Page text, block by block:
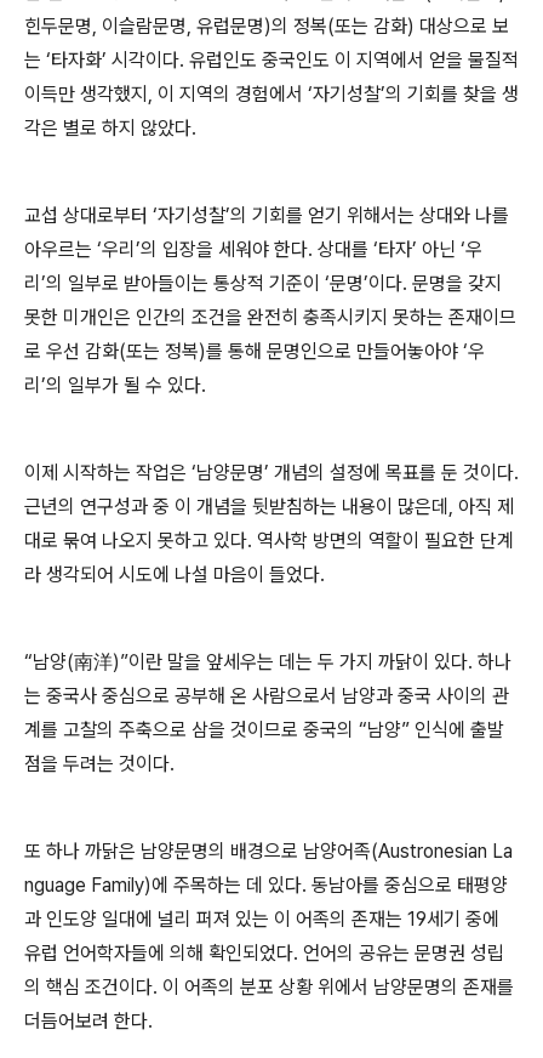
힌두문명, 이슬람문명, 유럽문명)의 정복(또는 감화) 대상으로 보
는 ‘타자화’ 시각이다. 유럽인도 중국인도 이 지역에서 얻을 물질적
이득만 생각했지 , 이 지역의 경험에서 ‘자기성찰’의 기회를 찾을 생
각은 별로 하지 않았다.
교섭 상대로부터 ‘자기성찰’의 기회를 얻기 위해서는 상대와 나를
아우르는 ‘우리 ’의 입장을 세워야 한다. 상대를 ‘타자’ 아닌 ‘우
리 ’의 일부로 받아들이는 통상적 기준이 ‘문명’이다. 문명을 갖지
못한 미개인은 인간의 조건을 완전히 충족시키지 못하는 존재이므
로 우선 감화(또는 정복)를 통해 문명인으로 만들어놓아야 ‘우
리 ’의 일부가 될 수 있다.
이제 시작하는 작업은 ‘남양문명’ 개념의 설정에 목표를 둔 것이다.
근년의 연구성과 중 이 개념을 뒷받침하는 내용이 많은데 , 아직 제
대로 묶여 나오지 못하고 있다. 역사학 방면의 역할이 필요한 단계
라 생각되어 시도에 나설 마음이 들었다.
“남양(南洋)”이란 말을 앞세우는 데는 두 가지 까닭이 있다. 하나
는 중국사 중심으로 공부해 온 사람으로서 남양과 중국 사이의 관
계를 고찰의 주축으로 삼을 것이므로 중국의 “남양” 인식에 출발
점을 두려는 것이다.
또 하나 까닭은 남양문명의 배경으로 남양어족(Austronesian La
nguage Family)에 주목하는 데 있다. 동남아를 중심으로 태평양
과 인도양 일대에 널리 퍼져 있는 이 어족의 존재는 19세기 중에
유럽 언어학자들에 의해 확인되었다. 언어의 공유는 문명권 성립
의 핵심 조건이다. 이 어족의 분포 상황 위에서 남양문명의 존재를
더듬어보려 한다.